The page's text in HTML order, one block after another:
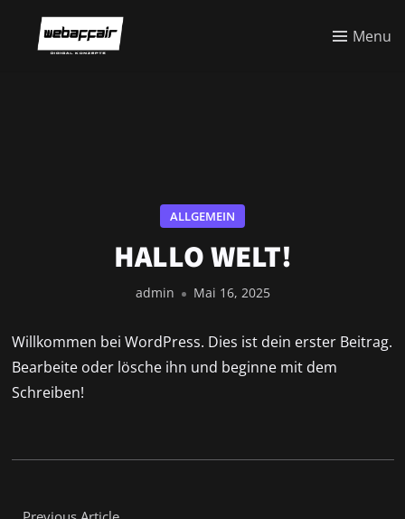
Menu
ALLGEMEIN
HALLO WELT!
admin Mai 16, 2025
Willkommen bei WordPress. Dies ist dein erster Beitrag.
Bearbeite oder lösche ihn und beginne mit dem
Schreiben!